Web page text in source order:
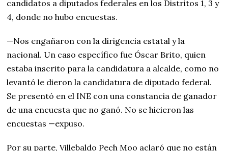
candidatos a diputados federales en los Distritos 1, 3 y
4, donde no hubo encuestas.
—Nos engañaron con la dirigencia estatal y la
nacional. Un caso específico fue Óscar Brito, quien
estaba inscrito para la candidatura a alcalde, como no
levantó le dieron la candidatura de diputado federal.
Se presentó en el INE con una constancia de ganador
de una encuesta que no ganó. No se hicieron las
encuestas —expuso.
Por su parte, Villebaldo Pech Moo aclaró que no están